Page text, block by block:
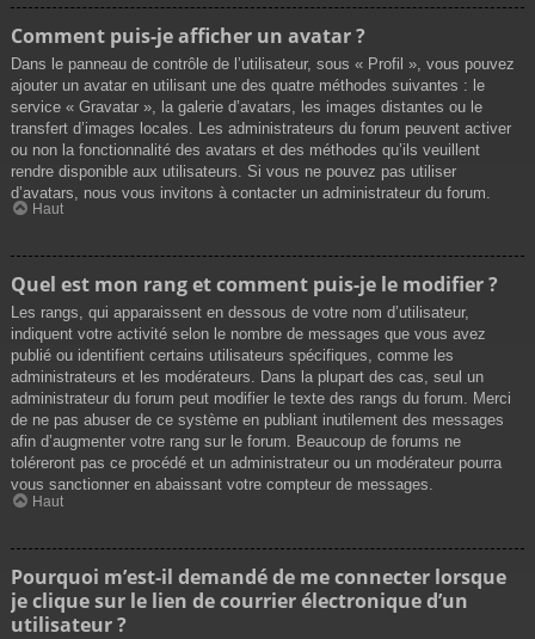
Comment puis-je afficher un avatar ?
Dans le panneau de contrôle de l’utilisateur, sous « Profil », vous pouvez
ajouter un avatar en utilisant une des quatre méthodes suivantes : le
service « Gravatar », la galerie d’avatars, les images distantes ou le
transfert d’images locales. Les administrateurs du forum peuvent activer
ou non la fonctionnalité des avatars et des méthodes qu’ils veuillent
rendre disponible aux utilisateurs. Si vous ne pouvez pas utiliser
d’avatars, nous vous invitons à contacter un administrateur du forum.
Haut
Quel est mon rang et comment puis-je le modifier ?
Les rangs, qui apparaissent en dessous de votre nom d’utilisateur,
indiquent votre activité selon le nombre de messages que vous avez
publié ou identifient certains utilisateurs spécifiques, comme les
administrateurs et les modérateurs. Dans la plupart des cas, seul un
administrateur du forum peut modifier le texte des rangs du forum. Merci
de ne pas abuser de ce système en publiant inutilement des messages
afin d’augmenter votre rang sur le forum. Beaucoup de forums ne
toléreront pas ce procédé et un administrateur ou un modérateur pourra
vous sanctionner en abaissant votre compteur de messages.
Haut
Pourquoi m’est-il demandé de me connecter lorsque
je clique sur le lien de courrier électronique d’un
utilisateur ?